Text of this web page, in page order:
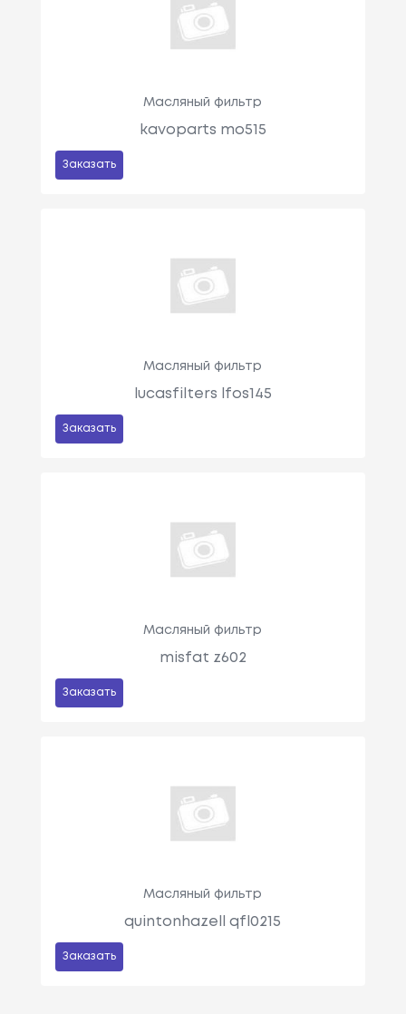
Масляный фильтр
kavoparts mo515
Заказать
Масляный фильтр
lucasfilters lfos145
Заказать
Масляный фильтр
misfat z602
Заказать
Масляный фильтр
quintonhazell qfl0215
Заказать